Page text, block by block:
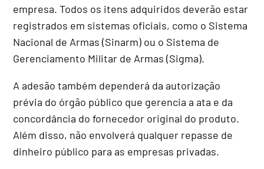
empresa. Todos os itens adquiridos deverão estar
registrados em sistemas oficiais, como o Sistema
Nacional de Armas (Sinarm) ou o Sistema de
Gerenciamento Militar de Armas (Sigma).
A adesão também dependerá da autorização
prévia do órgão público que gerencia a ata e da
concordância do fornecedor original do produto.
Além disso, não envolverá qualquer repasse de
dinheiro público para as empresas privadas.